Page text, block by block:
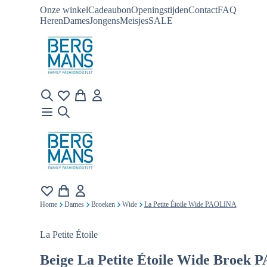
Onze winkelCadeaubonOpeningstijdenContactFAQ
HerenDamesJongensMeisjesSALE
Home Dames Broeken Wide La Petite Étoile Wide PAOLINA
La Petite Étoile
Beige La Petite Étoile Wide Broek